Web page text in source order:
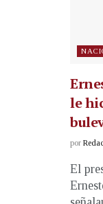
le
por
El